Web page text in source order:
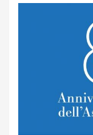
Mappa del sito